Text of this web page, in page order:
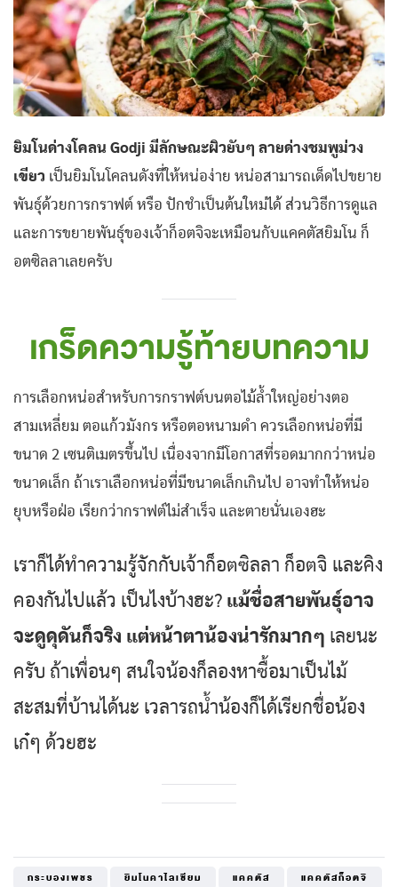
ยิมโนด่างโคลน Godji มีลักษณะผิวยับๆ ลายด่างชมพูม่วง
เขียว เป็นยิมโนโคลนดังที่ให้หน่อง่าย หน่อสามารถเด็ดไปขยาย
พันธุ์ด้วยการกราฟต์ หรือ ปักชำเป็นต้นใหม่ได้ ส่วนวิธีการดูแล
และการขยายพันธุ์ของเจ้าก็อตจิจะเหมือนกับแคคตัสยิมโน ก็
อตซิลลาเลยครับ
เกร็ดความรู้ท้ายบทความ
การเลือกหน่อสำหรับการกราฟต์บนตอไม้ล้ำใหญ่อย่างตอ
สามเหลี่ยม ตอแก้วมังกร หรือตอหนามดำ ควรเลือกหน่อที่มี
ขนาด 2 เซนติเมตรขึ้นไป เนื่องจากมีโอกาสที่รอดมากกว่าหน่อ
ขนาดเล็ก ถ้าเราเลือกหน่อที่มีขนาดเล็กเกินไป อาจทำให้หน่อ
ยุบหรือฝ่อ เรียกว่ากราฟต์ไม่สำเร็จ และตายนั่นเองฮะ
เราก็ได้ทำความรู้จักกับเจ้าก็อตซิลลา ก็อตจิ และคิง
คองกันไปแล้ว เป็นไงบ้างฮะ? แม้ชื่อสายพันธุ์อาจ
จะดูดุดันก็จริง แต่หน้าตาน้องน่ารักมากๆ เลยนะ
ครับ ถ้าเพื่อนๆ สนใจน้องก็ลองหาซื้อมาเป็นไม้
สะสมที่บ้านได้นะ เวลารถน้ำน้องก็ได้เรียกชื่อน้อง
เก๋ๆ ด้วยฮะ
กระบองเพชร ยิมโนคาไลเซียม แคคตัส
แคคตัสก็อตจิ